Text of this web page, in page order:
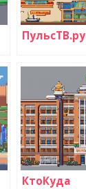
ПульсТВ.ру
КтоКуда